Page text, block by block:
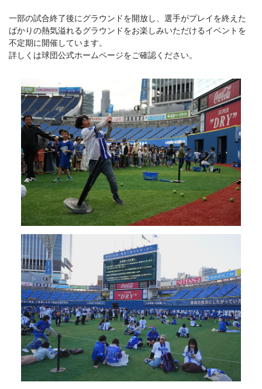
一部の試合終了後にグラウンドを開放し、選手がプレイを終えた
ばかりの熱気溢れるグラウンドをお楽しみいただけるイベントを
不定期に開催しています。
詳しくは球団公式ホームページをご確認ください。